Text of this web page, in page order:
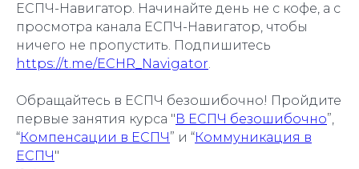
ЕСПЧ-Навигатор. Начинайте день не с кофе, а с
просмотра канала ЕСПЧ-Навигатор, чтобы
ничего не пропустить. Подпишитесь
https://t.me/ECHR_Navigator.
Обращайтесь в ЕСПЧ безошибочно! Пройдите
первые занятия курса "В ЕСПЧ безошибочно”,
“Компенсации в ЕСПЧ” и “Коммуникация в
ЕСПЧ"